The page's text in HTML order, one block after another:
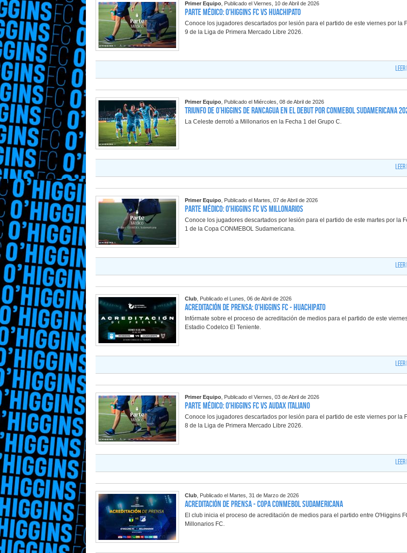
Primer Equipo , Publicado el Viernes, 10 de Abril de 2026
Parte Médico: O'Higgins FC vs Huachipato
Conoce los jugadores descartados por lesión para el partido de este viernes por la
9 de la Liga de Primera Mercado Libre 2026.
Leer
Primer Equipo , Publicado el Miércoles, 08 de Abril de 2026
Triunfo de O’Higgins de Rancagua en el debut por CONMEBOL Sudamericana
La Celeste derrotó a Millonarios en la Fecha 1 del Grupo C.
Leer
Primer Equipo , Publicado el Martes, 07 de Abril de 2026
Parte Médico: O'Higgins FC vs Millonarios
Conoce los jugadores descartados por lesión para el partido de este martes por la
1 de la Copa CONMEBOL Sudamericana.
Leer
Club , Publicado el Lunes, 06 de Abril de 2026
Acreditación de Prensa: O'Higgins FC - Huachipato
Infórmate sobre el proceso de acreditación de medios para el partido de este
Estadio Codelco El Teniente.
Leer
Primer Equipo , Publicado el Viernes, 03 de Abril de 2026
Parte Médico: O'Higgins FC vs Audax Italiano
Conoce los jugadores descartados por lesión para el partido de este viernes por la
8 de la Liga de Primera Mercado Libre 2026.
Leer
Club , Publicado el Martes, 31 de Marzo de 2026
Acreditación de Prensa - Copa CONMEBOL Sudamericana
El club inicia el proceso de acreditación de medios para el partido entre O'Higgins
Millonarios FC.